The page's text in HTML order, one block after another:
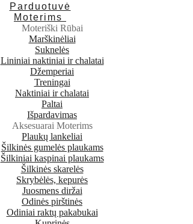
Parduotuvė
Moterims
Moteriški Rūbai
Marškinėliai
Suknelės
Lininiai naktiniai ir chalatai
Džemperiai
Treningai
Naktiniai ir chalatai
Paltai
Išpardavimas
Aksesuarai Moterims
Plaukų lankeliai
Šilkinės gumelės plaukams
Šilkiniai kaspinai plaukams
Šilkinės skarelės
Skrybėlės, kepurės
Juosmens diržai
Odinės pirštinės
Odiniai raktų pakabukai